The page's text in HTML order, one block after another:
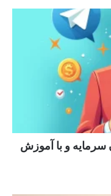
سرمایه و با آموزش